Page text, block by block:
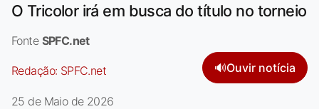
O Tricolor irá em busca do título no torneio
Fonte SPFC.net
Redação: SPFC.net 🔊Ouvir notícia
25 de Maio de 2026